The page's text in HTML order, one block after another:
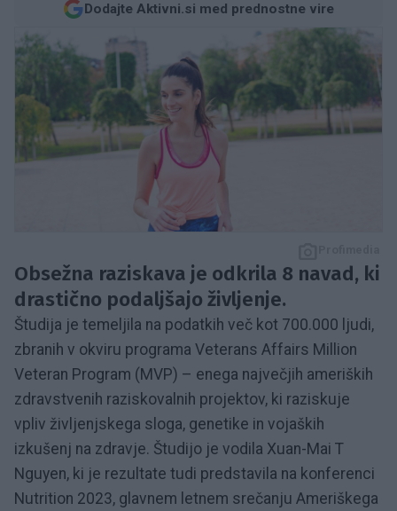
Dodajte Aktivni.si med prednostne vire
Obsežna raziskava je odkrila 8 navad, ki
drastično podaljšajo življenje.
Študija je temeljila na podatkih več kot 700.000 ljudi,
zbranih v okviru programa Veterans Affairs Million
Veteran Program (MVP) – enega največjih ameriških
zdravstvenih raziskovalnih projektov, ki raziskuje
vpliv življenjskega sloga, genetike in vojaških
izkušenj na zdravje. Študijo je vodila Xuan-Mai T
Nguyen, ki je rezultate tudi predstavila na konferenci
Nutrition 2023, glavnem letnem srečanju Ameriškega